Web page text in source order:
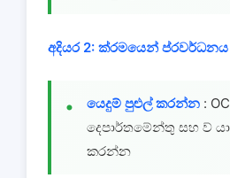
අදියර 2: ක්රමයෙන් ප්රවර්ධනය
යෙදුම් පුළුල් කරන්න :
දෙපාර්තමේන්තු සහ ව්
කරන්න